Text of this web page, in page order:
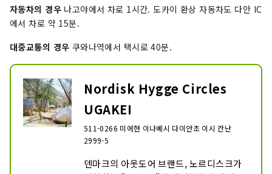
자동차의 경우나고야에서 차로 1시간. 도카이 환상 자동차도 다안 IC
에서 차로 약 15분.
대중교통의 경우 쿠와나역에서 택시로 40분.
Nordisk Hygge Circles
UGAKEI
511-0266 미에현 이나베시 다이안초 이시 칸난
2999-5
덴마크의 아웃도어 브랜드, 노르디스크가